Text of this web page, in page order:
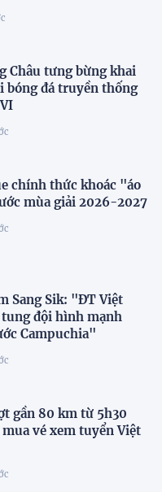
Châu tưng bừng khai
bóng đá truyền thống
chính thức khoác "áo
mùa giải 2026-2027
Sang Sik: "ĐT Việt
tung đội hình mạnh
Campuchia"
gần 80 km từ 5h30
mua vé xem tuyển Việt